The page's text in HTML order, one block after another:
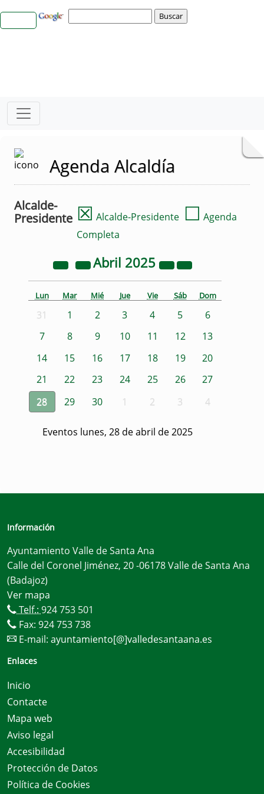
Agenda Alcaldía
Alcalde-
Presidente ☒ Alcalde-Presidente ☐ Agenda
Completa
Abril 2025
Lun Mar Mié Jue Vie Sáb Dom
31 1 2 3 4 5
6
7
8 9 10 11 12
13
14
15 16 17 18 19
20
21
22 23 24 25 26
27
28
29 30 1 2 3 4
Eventos lunes, 28 de abril de 2025
Información
Ayuntamiento Valle de Santa Ana
Calle del Coronel Jiménez, 20 -06178 Valle de Santa Ana
(Badajoz)
Ver mapa
Telf.: 924 753 501
Fax: 924 753 738
E-mail: ayuntamiento[@]valledesantaana.es
Enlaces
Inicio
Contacte
Mapa web
Aviso legal
Accesibilidad
Protección de Datos
Política de Cookies